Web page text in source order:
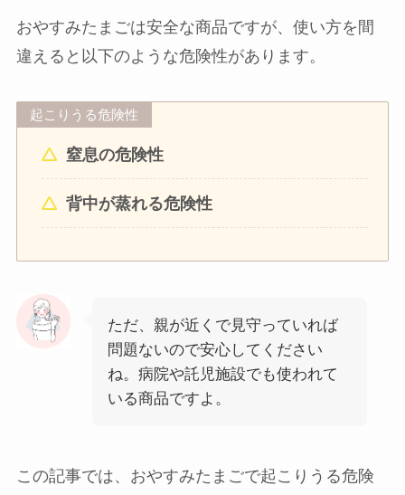
おやすみたまごは安全な商品ですが、使い方を間
違えると以下のような危険性があります。
起こりうる危険性
窒息の危険性
背中が蒸れる危険性
ただ、親が近くで見守っていれば
問題ないので安心してください
ね。病院や託児施設でも使われて
いる商品ですよ。
この記事では、おやすみたまごで起こりうる危険